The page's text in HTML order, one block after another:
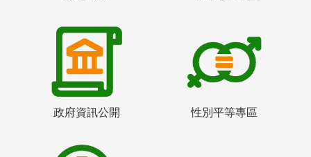
政府資訊公開 性別平等專區